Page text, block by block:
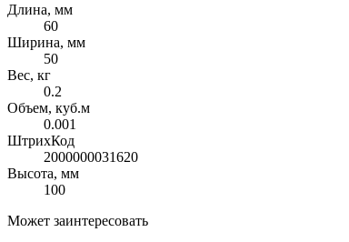
Длина, мм
60
Ширина, мм
50
Вес, кг
0.2
Объем, куб.м
0.001
ШтрихКод
2000000031620
Высота, мм
100
Может заинтересовать